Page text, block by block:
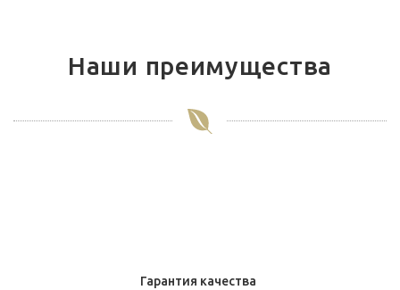
Наши преимущества
Гарантия качества